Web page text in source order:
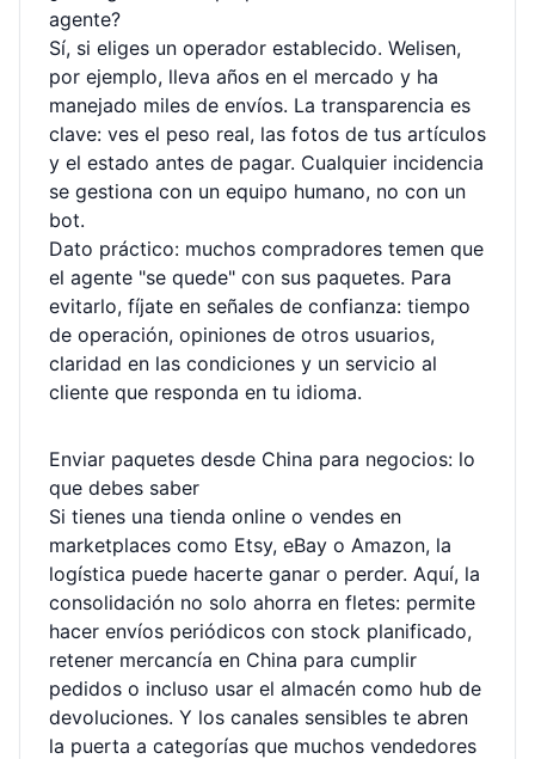
agente?
Sí, si eliges un operador establecido. Welisen,
por ejemplo, lleva años en el mercado y ha
manejado miles de envíos. La transparencia es
clave: ves el peso real, las fotos de tus artículos
y el estado antes de pagar. Cualquier incidencia
se gestiona con un equipo humano, no con un
bot.
Dato práctico: muchos compradores temen que
el agente "se quede" con sus paquetes. Para
evitarlo, fíjate en señales de confianza: tiempo
de operación, opiniones de otros usuarios,
claridad en las condiciones y un servicio al
cliente que responda en tu idioma.
Enviar paquetes desde China para negocios: lo
que debes saber
Si tienes una tienda online o vendes en
marketplaces como Etsy, eBay o Amazon, la
logística puede hacerte ganar o perder. Aquí, la
consolidación no solo ahorra en fletes: permite
hacer envíos periódicos con stock planificado,
retener mercancía en China para cumplir
pedidos o incluso usar el almacén como hub de
devoluciones. Y los canales sensibles te abren
la puerta a categorías que muchos vendedores